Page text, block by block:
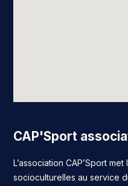
CAP'Sport
L’association CAP’Sport
socioculturelles au service